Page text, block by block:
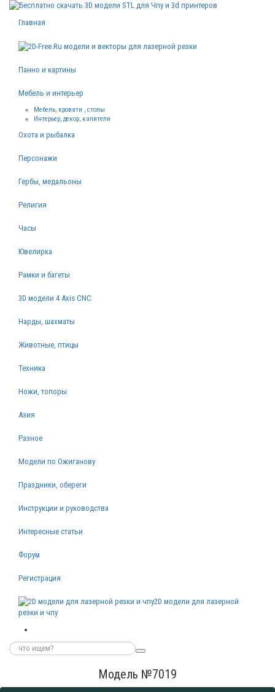
Главная
Панно и картины
Мебель и интерьер
Мебель, кровати , столы
Интерьер, декор, капители
Охота и рыбалка
Персонажи
Гербы, медальоны
Религия
Часы
Ювелирка
Рамки и багеты
3D модели 4 Axis CNC
Нарды, шахматы
Животные, птицы
Техника
Ножи, топоры
Азия
Разное
Модели по Ожиганову
Праздники, обереги
Инструкции и руководства
Интересные статьи
Форум
Регистрация
2D модели для лазерной
резки и чпу
Модель №7019